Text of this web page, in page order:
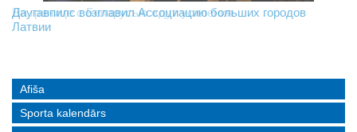
На границе с Беларусью ждут усиления
Даугавпилс возглавил Ассоциацию больших городов
Латвии
Инвалидность — не приговор: «Mediastrims» расскажет
реальные истории людей с ограниченными возможностями
Afiša
Sporta kalendārs